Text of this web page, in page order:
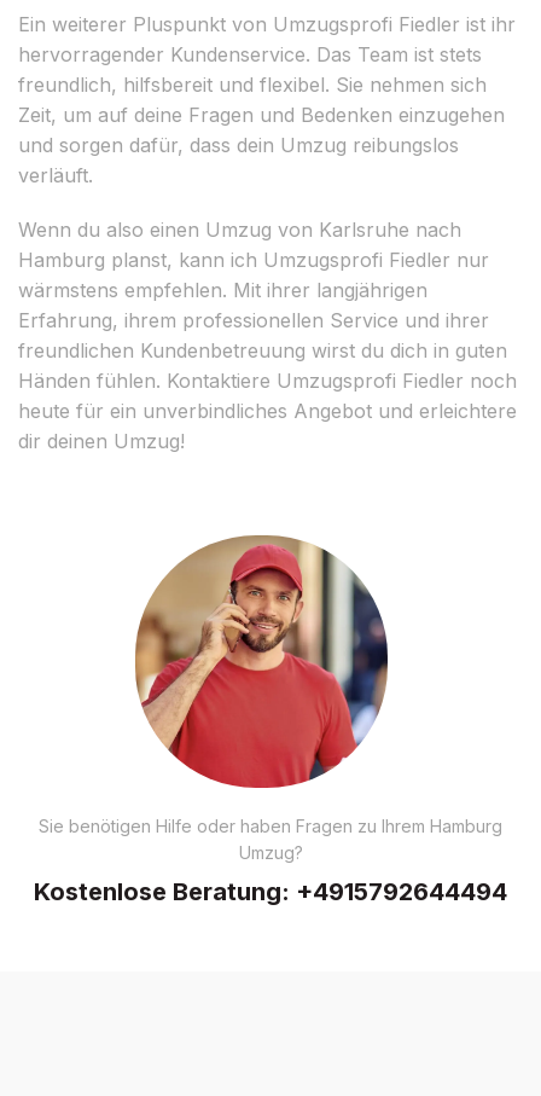
Ein weiterer Pluspunkt von Umzugsprofi Fiedler ist ihr
hervorragender Kundenservice. Das Team ist stets
freundlich, hilfsbereit und flexibel. Sie nehmen sich
Zeit, um auf deine Fragen und Bedenken einzugehen
und sorgen dafür, dass dein Umzug reibungslos
verläuft.
Wenn du also einen Umzug von Karlsruhe nach
Hamburg planst, kann ich Umzugsprofi Fiedler nur
wärmstens empfehlen. Mit ihrer langjährigen
Erfahrung, ihrem professionellen Service und ihrer
freundlichen Kundenbetreuung wirst du dich in guten
Händen fühlen. Kontaktiere Umzugsprofi Fiedler noch
heute für ein unverbindliches Angebot und erleichtere
dir deinen Umzug!
Sie benötigen Hilfe oder haben Fragen zu Ihrem Hamburg
Umzug?
Kostenlose Beratung: +4915792644494